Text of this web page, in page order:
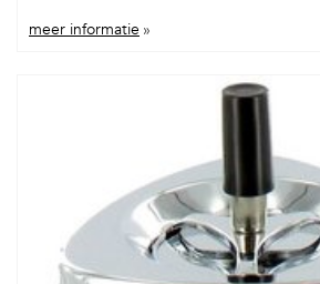
meer informatie »